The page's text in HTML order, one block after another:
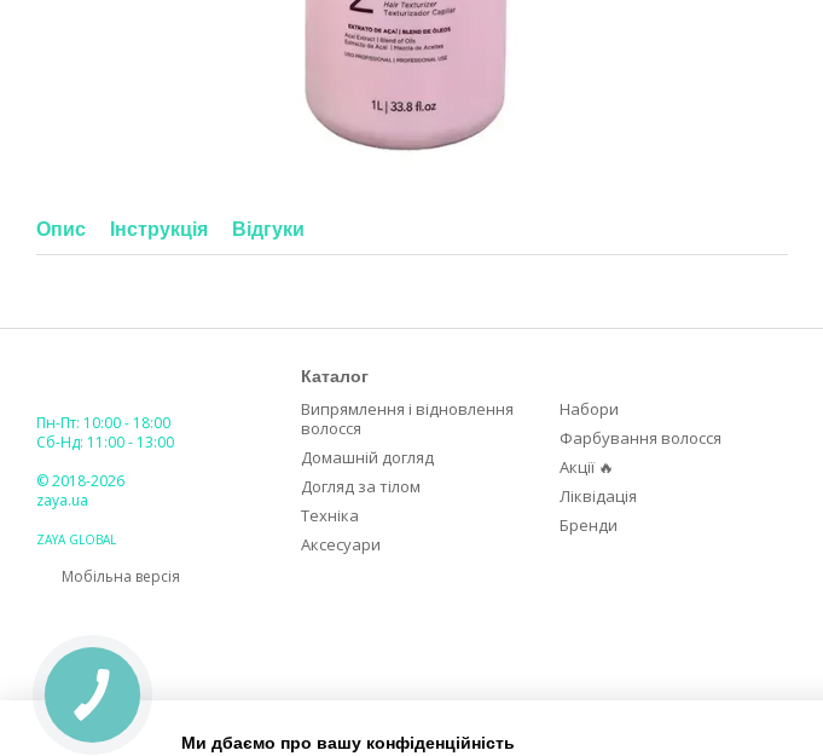
Опис Інструкція Відгуки
Пн-Пт: 10:00 - 18:00
Сб-Нд: 11:00 - 13:00
© 2018-2026
zaya.ua
ZAYA GLOBAL
Мобільна версія
Каталог
Випрямлення і відновлення
волосся
Домашній догляд
Догляд за тілом
Техніка
Аксесуари
Набори
Фарбування волосся
Акції 🔥
Ліквідація
Бренди
Ми дбаємо про вашу конфіденційність